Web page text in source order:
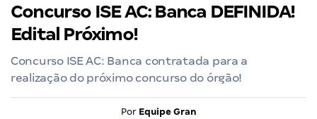
Concurso ISE AC: Banca DEFINIDA!
Edital Próximo!
Concurso ISE AC: Banca contratada para a
realização do próximo concurso do órgão!
Por Equipe Gran